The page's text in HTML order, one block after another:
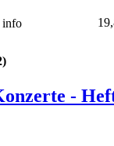
info
-